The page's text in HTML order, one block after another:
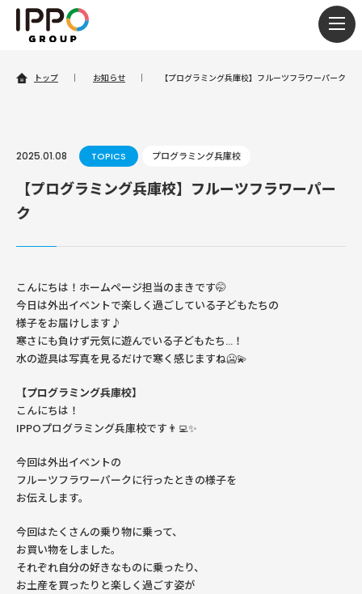
トップ ｜ お知らせ ｜ 【プログラミング兵庫校】フルーツフラワーパーク
2025.01.08 TOPICS プログラミング兵庫校
【プログラミング兵庫校】フルーツフラワーパー
ク
こんにちは！ホームページ担当のまきです🤭
今日は外出イベントで楽しく過ごしている子どもたちの
様子をお届けします♪
寒さにも負けず元気に遊んでいる子どもたち…！
水の遊具は写真を見るだけで寒く感じますね🥶💫
【プログラミング兵庫校】
こんにちは！
IPPOプログラミング兵庫校です👨‍💻✨
今回は外出イベントの
フルーツフラワーパークに行ったときの様子を
お伝えします。
今回はたくさんの乗り物に乗って、
お買い物をしました。
それぞれ自分の好きなものに乗ったり、
お土産を買ったりと楽しく過ごす姿が